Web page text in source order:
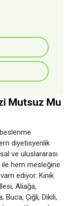
Mutsuz Mu
diyetisyenlik
ve uluslararası
ile hem mesleğine
ediyor. Kınık
Aliağa,
Buca, Çiğli, Dikili,